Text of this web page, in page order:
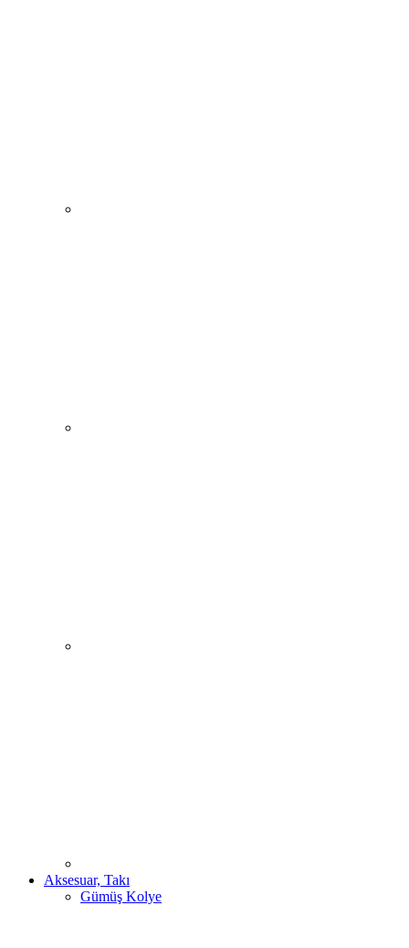
Aksesuar, Takı
Gümüş Kolye